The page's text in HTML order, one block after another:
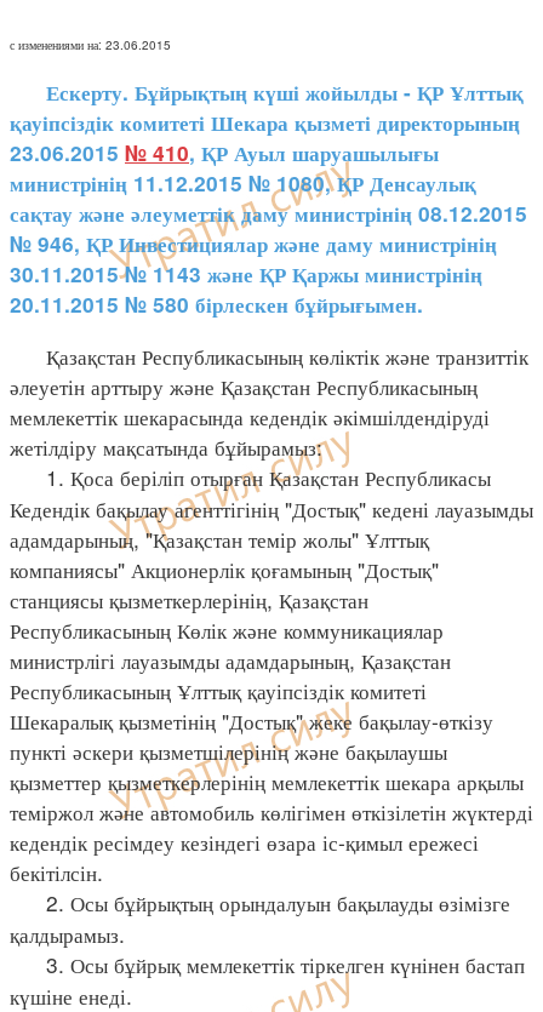
с изменениями на: 23.06.2015
Ескерту. Бұйрықтың күші жойылды - ҚР Ұлттық
қауіпсіздік комитеті Шекара қызметі директорының
23.06.2015 № 410, ҚР Ауыл шаруашылығы
министрінің 11.12.2015 № 1080, ҚР Денсаулық
сақтау және әлеуметтік даму министрінің 08.12.2015
№ 946, ҚР Инвестициялар және даму министрінің
30.11.2015 № 1143 және ҚР Қаржы министрінің
20.11.2015 № 580 бірлескен бұйрығымен.
Қазақстан Республикасының көліктік және транзиттік
әлеуетін арттыру және Қазақстан Республикасының
мемлекеттік шекарасында кедендік әкімшілдендіруді
жетілдіру мақсатында бұйырамыз:
1. Қоса беріліп отырған Қазақстан Республикасы
Кедендік бақылау агенттігінің "Достық" кедені лауазымды
адамдарының, "Қазақстан темір жолы" Ұлттық
компаниясы" Акционерлік қоғамының "Достық"
станциясы қызметкерлерінің, Қазақстан
Республикасының Көлік және коммуникациялар
министрлігі лауазымды адамдарының, Қазақстан
Республикасының Ұлттық қауіпсіздік комитеті
Шекаралық қызметінің "Достық" жеке бақылау-өткізу
пункті әскери қызметшілерінің және бақылаушы
қызметтер қызметкерлерінің мемлекеттік шекара арқылы
теміржол және автомобиль көлігімен өткізілетін жүктерді
кедендік ресімдеу кезіндегі өзара іс-қимыл ережесі
бекітілсін.
2. Осы бұйрықтың орындалуын бақылауды өзімізге
қалдырамыз.
3. Осы бұйрық мемлекеттік тіркелген күнінен бастап
күшіне енеді.